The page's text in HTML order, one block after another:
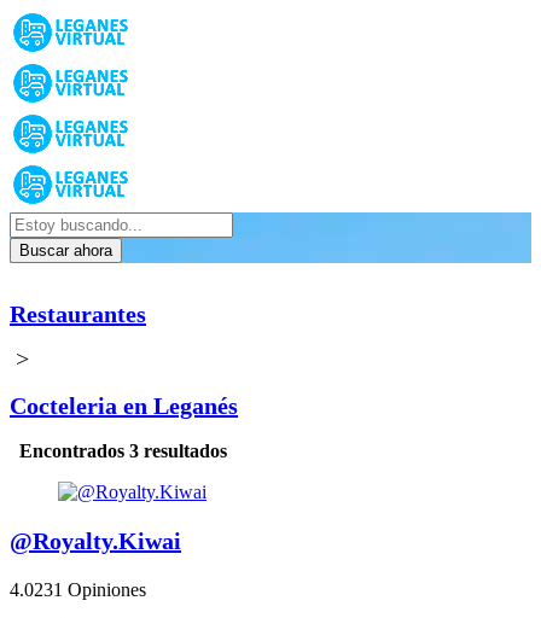
Buscar ahora
Restaurantes
>
Cocteleria en Leganés
Encontrados 3 resultados
@Royalty.Kiwai
4.0231 Opiniones